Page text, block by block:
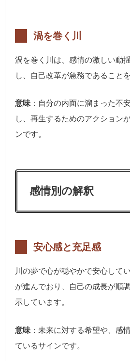
渦を巻く川
渦を巻く川は、感情の激しい動
し、自己改革が急務であること
意味 ：自分の内面に溜まった不
し、再生するためのアクション
ンです。
感情別の解釈
安心感と充足感
川の夢で心が穏やかで安心して
が進んでおり、自己の成長が順
示しています。
意味 ：未来に対する希望や、感
ているサインです。